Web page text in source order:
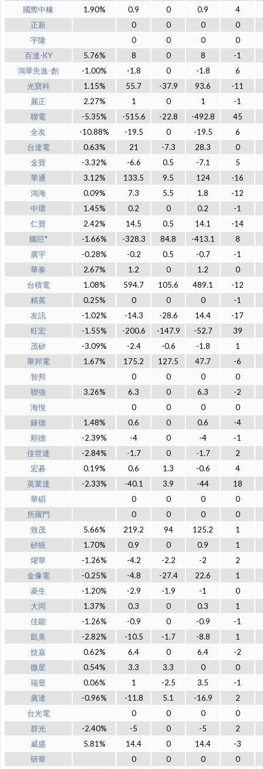
國際中橡
1.90% 0.9 0 0.9
4
正新
0 0 0
0
宇隆
0 0 0
0
百達-KY
5.76% 8 0 8
-1
鴻華先進-創
-1.00% -1.8 0 -1.8
6
光寶科
1.15% 55.7 -37.9 93.6
-11
麗正
2.27% 1 0 1
-1
聯電
-5.35% -515.6 -22.8 -492.8
45
全友
-10.88% -19.5 0 -19.5
6
台達電
0.63% 21 -7.3 28.3
0
金寶
-3.32% -6.6 0.5 -7.1
5
華通
3.12% 133.5 9.5 124
-16
鴻海
0.09% 7.3 5.5 1.8
-12
中環
1.45% 0.2 0 0.2
-1
仁寶
2.42% 14.5 0.5 14.1
-14
國巨*
-1.66% -328.3 84.8 -413.1
8
廣宇
-0.28% -0.2 0.5 -0.7
-1
華泰
2.67% 1.2 0 1.2
0
台積電
1.08% 594.7 105.6 489.1
-12
精英
0.25% 0 0 0
-1
友訊
-1.02% -14.3 -28.6 14.4
-17
旺宏
-1.55% -200.6 -147.9 -52.7
39
茂矽
-3.09% -2.4 -0.6 -1.8
1
華邦電
1.67% 175.2 127.5 47.7
-6
智邦
0 0 0
0
聯強
3.26% 6.3 0 6.3
-2
海悅
0 0 0
0
錸德
1.48% 0.6 0 0.6
-4
順德
-2.39% -4 0 -4
-1
佳世達
-2.84% -1.7 0 -1.7
2
宏碁
0.19% 0.6 1.3 -0.6
4
英業達
-2.33% -40.1 3.9 -44
18
華碩
0 0 0
0
所羅門
0 0 0
0
致茂
5.66% 219.2 94 125.2
1
矽統
1.70% 0.9 0 0.9
1
燿華
-1.26% -4.2 -2.2 -2
2
金像電
-0.25% -4.8 -27.4 22.6
1
菱生
-1.20% -2.9 -1.9 -1
0
大同
1.37% 0.3 0 0.3
1
佳能
-1.26% -0.9 0 -0.9
-1
凱美
-2.82% -10.5 -1.7 -8.8
1
技嘉
0.62% 6.4 0 6.4
-2
微星
0.54% 3.3 3.3 0
0
瑞昱
0.06% 1 -2.5 3.5
-1
廣達
-0.96% -11.8 5.1 -16.9
2
台光電
0 0 0
0
群光
-2.40% -5 0 -5
2
威盛
5.81% 14.4 0 14.4
-3
研華
0 0 0
0